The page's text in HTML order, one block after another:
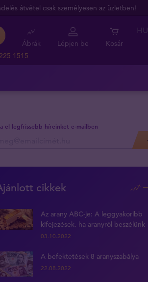
átvétel csak személyesen az üzletben!
1515
Ábrák Lépjen be Kosár
HU
el legfrissebb híreinket e-mailben
cikkek
Az arany ABC-je: A leggyakoribb
kifejezések, ha aranyról beszélünk
03.10.2022
A befektetések 8 aranyszabálya
22.08.2022